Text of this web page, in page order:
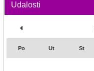
Udalosti
Po Ut St